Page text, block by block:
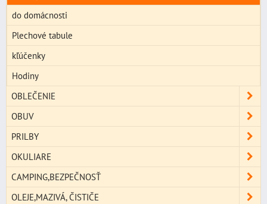
do domácnosti
Plechové tabule
kľúčenky
Hodiny
OBLEČENIE
OBUV
PRILBY
OKULIARE
CAMPING,BEZPEČNOSŤ
OLEJE,MAZIVÁ, ČISTIČE